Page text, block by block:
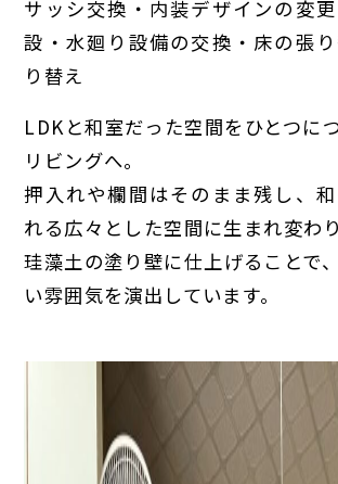
サッシ交換・内装デザインの変
設・水廻り設備の交換・床の張
り替え
LDKと和室だった空間をひとつに
リビングへ。
押入れや欄間はそのまま残し、
れる広々とした空間に生まれ変わ
珪藻土の塗り壁に仕上げることで
い雰囲気を演出しています。